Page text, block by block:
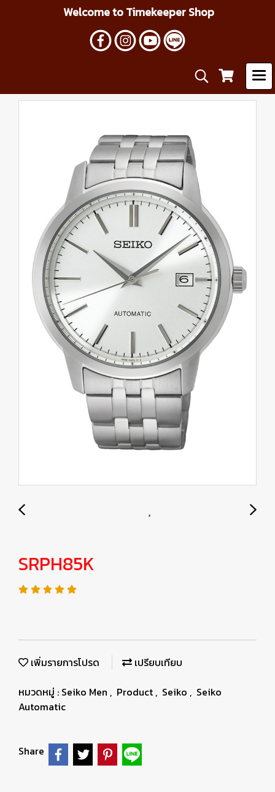
Welcome to Timekeeper Shop
SRPH85K
เพิ่มรายการโปรด
เปรียบเทียบ
หมวดหมู่ : Seiko Men , Product , Seiko , Seiko
Automatic
Share